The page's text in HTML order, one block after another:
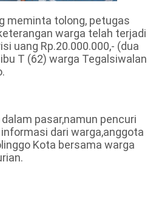
meminta tolong, petugas
warga telah terjadi
uang Rp.20.000.000,- (dua
T (62) warga Tegalsiwalan
pasar,namun pencuri
dari warga,anggota
Kota bersama warga